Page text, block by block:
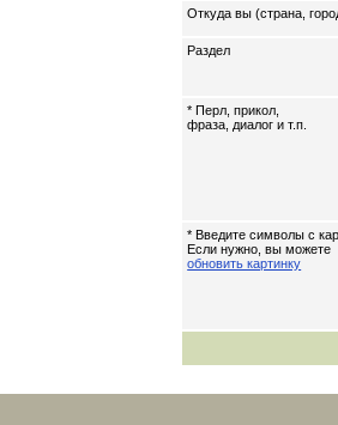
Откуда вы (страна,
Раздел
* Перл, прикол,
фраза, диалог и т.п.
* Введите символы с
Если нужно, вы можете
обновить картинку